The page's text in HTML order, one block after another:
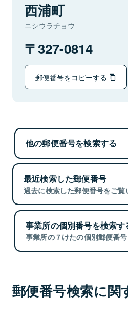
西浦町
ニシウラチョウ
327-0814
郵便番号をコピーする
他の郵便番号を検索する
最近検索した郵便番号
過去に検索した郵便番号をご覧
事業所の個別番号を検索す
事業所の７けたの個別郵便番号
郵便番号検索に関